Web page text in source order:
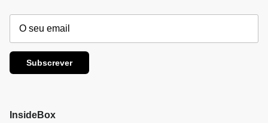
Subscrever
InsideBox